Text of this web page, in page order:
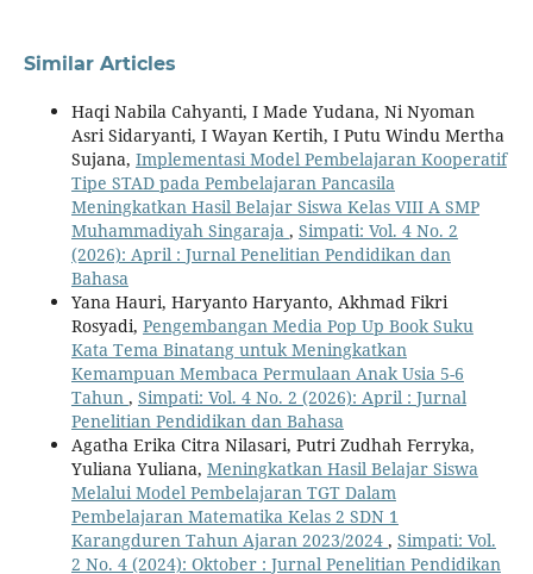
Similar Articles
Haqi Nabila Cahyanti, I Made Yudana, Ni Nyoman
Asri Sidaryanti, I Wayan Kertih, I Putu Windu Mertha
Sujana, Implementasi Model Pembelajaran Kooperatif
Tipe STAD pada Pembelajaran Pancasila
Meningkatkan Hasil Belajar Siswa Kelas VIII A SMP
Muhammadiyah Singaraja , Simpati: Vol. 4 No. 2
(2026): April : Jurnal Penelitian Pendidikan dan
Bahasa
Yana Hauri, Haryanto Haryanto, Akhmad Fikri
Rosyadi, Pengembangan Media Pop Up Book Suku
Kata Tema Binatang untuk Meningkatkan
Kemampuan Membaca Permulaan Anak Usia 5-6
Tahun , Simpati: Vol. 4 No. 2 (2026): April : Jurnal
Penelitian Pendidikan dan Bahasa
Agatha Erika Citra Nilasari, Putri Zudhah Ferryka,
Yuliana Yuliana, Meningkatkan Hasil Belajar Siswa
Melalui Model Pembelajaran TGT Dalam
Pembelajaran Matematika Kelas 2 SDN 1
Karangduren Tahun Ajaran 2023/2024 , Simpati: Vol.
2 No. 4 (2024): Oktober : Jurnal Penelitian Pendidikan